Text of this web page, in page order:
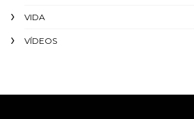
VIDA
VÍDEOS